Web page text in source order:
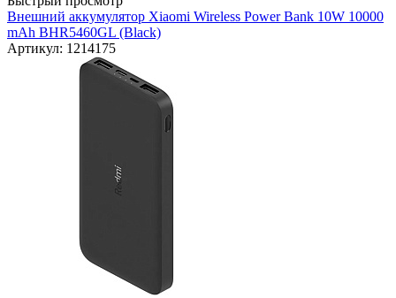
Внешний аккумулятор Xiaomi Wireless Power Bank 10W 10000
mAh BHR5460GL (Black)
Артикул: 1214175